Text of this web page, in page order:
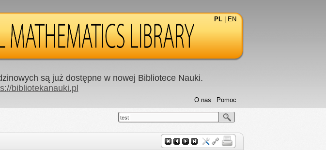
PL EN
są już dostępne w nowej Bibliotece Nauki.
bibliotekanauki.pl
Pomoc
O nas
test